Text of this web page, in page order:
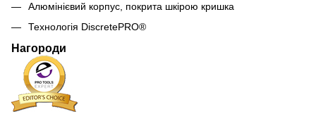
Алюмінієвий корпус, покрита шкірою кришка
Технологія DiscretePRO®
Нагороди